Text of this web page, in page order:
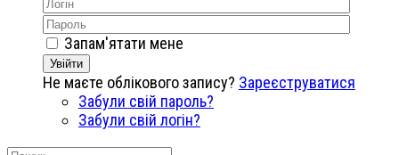
Запам'ятати мене
Увійти
Не маєте облікового запису? Зареєструватися
Забули свій пароль?
Забули свій логін?